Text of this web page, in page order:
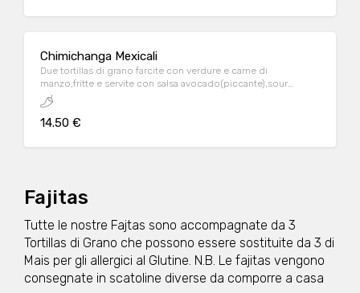
Chimichanga Mexicali
Due tortillas di grano farcite con verdure e carne di
manzo,fritte e servite con salsa avocado(piccante),sour
cream,pico de gallo,riso mex(piccante),fagioli neri.
14.50 €
Fajitas
Tutte le nostre Fajtas sono accompagnate da 3
Tortillas di Grano che possono essere sostituite da 3 di
Mais per gli allergici al Glutine. N.B. Le fajitas vengono
consegnate in scatoline diverse da comporre a casa